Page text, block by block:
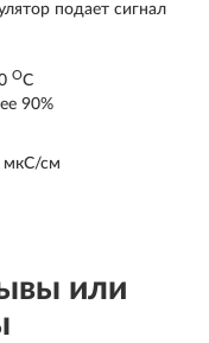
подает сигнал
ОС
90%
мкС/см
или